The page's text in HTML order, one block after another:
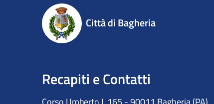
Città di Bagheria
Recapiti e Contatti